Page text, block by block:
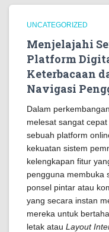
UNCATEGORIZED
Menjelajahi
Platform
Keterbacaan
Navigasi
Dalam
melesat sangat
sebuah platform
kekuatan sistem
kelengkapan fitur
pengguna membuka
ponsel pintar atau
yang secara instan
mereka untuk
letak atau Layout